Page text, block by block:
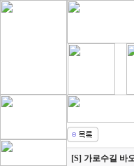
[S] 가로수길 바